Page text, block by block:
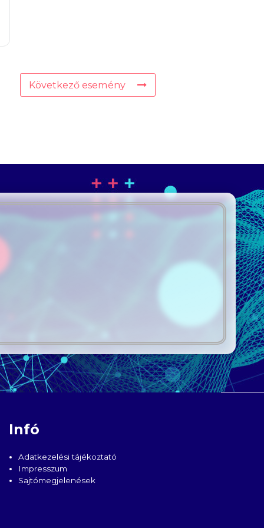
Következő esemény
Infó
Adatkezelési tájékoztató
Impresszum
Sajtómegjelenések